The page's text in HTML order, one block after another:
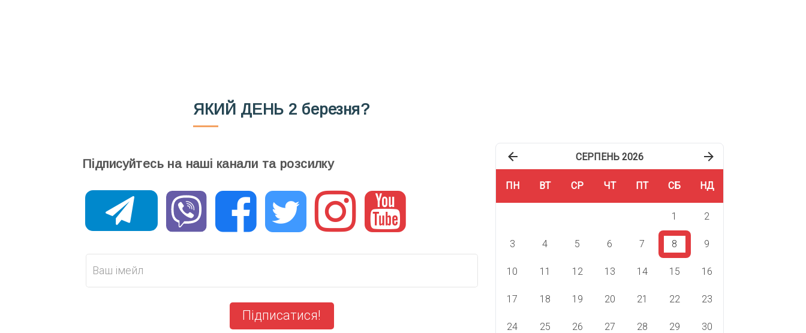
ЯКИЙ ДЕНЬ 2 березня?
Підписуйтесь на наші канали та розсилку
Підписатися!
СЕРПЕНЬ 2026
ПН ВТ СР ЧТ ПТ СБ НД
1 2
3 4 5 6 7 8 9
10 11 12 13 14 15 16
17 18 19 20 21 22 23
24 25 26 27 28 29 30